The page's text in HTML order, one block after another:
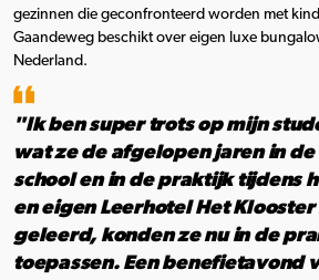
gezinnen die geconfronteerd worden met
Gaandeweg beschikt over eigen luxe
Nederland.
"Ik ben super trots op mijn
wat ze de afgelopen jaren in
school en in de praktijk tijdens
en eigen Leerhotel Het
geleerd, konden ze nu in de
toepassen. Een benefietavond